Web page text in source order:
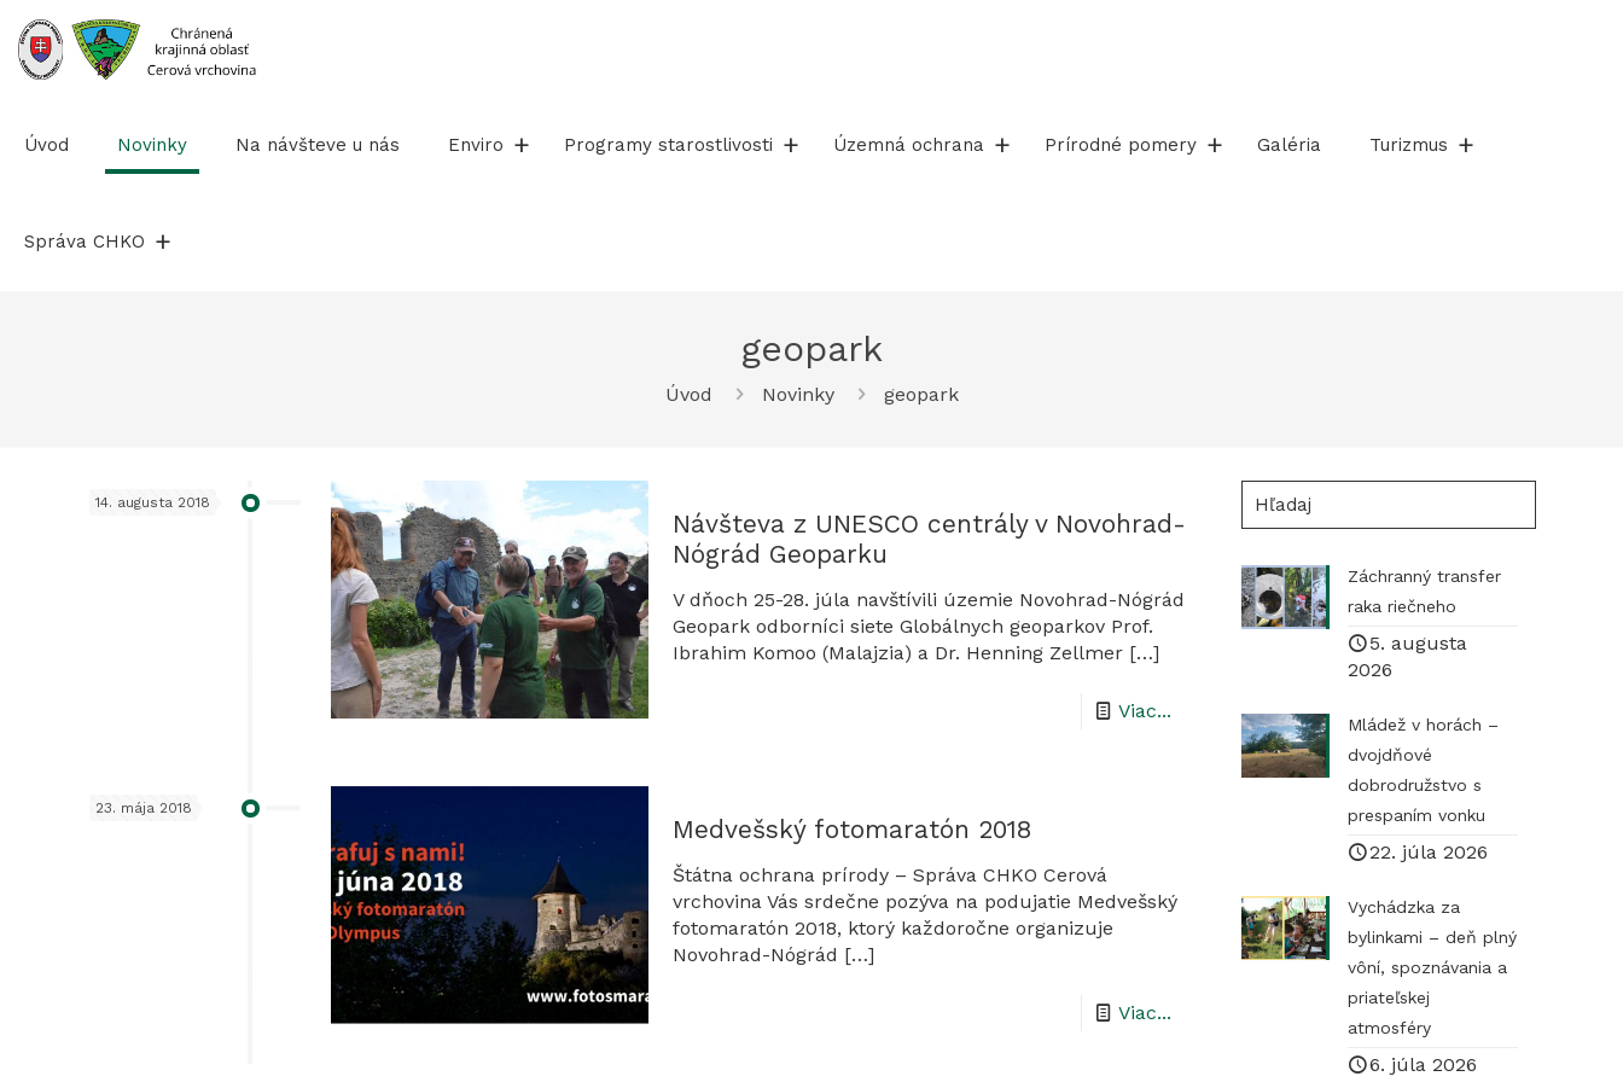
na
obsah
Úvod Novinky Na návšteve u nás Enviro Programy starostlivosti Územná ochrana Prírodné pomery Galéria Turizmus
Správa CHKO
geopark
Úvod Novinky geopark
14. augusta 2018
Návšteva z UNESCO centrály v Novohrad-
Nógrád Geoparku
V dňoch 25-28. júla navštívili územie Novohrad-Nógrád
Geopark odborníci siete Globálnych geoparkov Prof.
Ibrahim Komoo (Malajzia) a Dr. Henning Zellmer[…]
Viac...-
Návšteva
v
Novohrad-
23. mája 2018
Medvešský fotomaratón 2018
Štátna ochrana prírody – Správa CHKO Cerová
vrchovina Vás srdečne pozýva na podujatie Medvešský
fotomaratón 2018, ktorý každoročne organizuje
Novohrad-Nógrád […]
Viac...-
Hľadaj
Záchranný transfer
raka riečneho
5. augusta
2026
Mládež v horách –
dvojdňové
dobrodružstvo s
prespaním vonku
22. júla 2026
Vychádzka za
bylinkami – deň plný
vôní, spoznávania a
priateľskej
atmosféry
6. júla 2026